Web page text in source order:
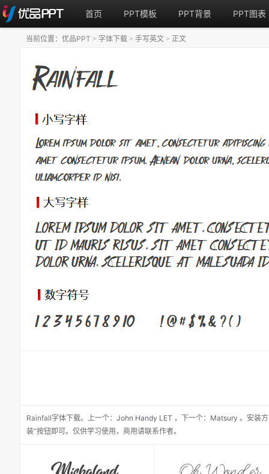
首页 PPT模板 PPT背景 PPT图表
Rainfall字体下载。 上一个： John Handy LET ， 下一个： Matsury 。安装
装”按钮即可。仅供学习使用，商用请联系作者。
当前位置： 优品PPT > 字体下载 > 手写英文 > 正文